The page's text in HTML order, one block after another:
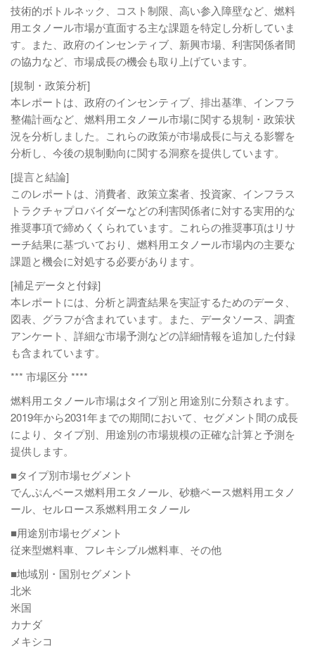
技術的ボトルネック、コスト制限、高い参入障壁など、燃料
用エタノール市場が直面する主な課題を特定し分析していま
す。また、政府のインセンティブ、新興市場、利害関係者間
の協力など、市場成長の機会も取り上げています。
[規制・政策分析]
本レポートは、政府のインセンティブ、排出基準、インフラ
整備計画など、燃料用エタノール市場に関する規制・政策状
況を分析しました。これらの政策が市場成長に与える影響を
分析し、今後の規制動向に関する洞察を提供しています。
[提言と結論]
このレポートは、消費者、政策立案者、投資家、インフラス
トラクチャプロバイダーなどの利害関係者に対する実用的な
推奨事項で締めくくられています。これらの推奨事項はリサ
ーチ結果に基づいており、燃料用エタノール市場内の主要な
課題と機会に対処する必要があります。
[補足データと付録]
本レポートには、分析と調査結果を実証するためのデータ、
図表、グラフが含まれています。また、データソース、調査
アンケート、詳細な市場予測などの詳細情報を追加した付録
も含まれています。
*** 市場区分 ****
燃料用エタノール市場はタイプ別と用途別に分類されます。
2019年から2031年までの期間において、セグメント間の成長
により、タイプ別、用途別の市場規模の正確な計算と予測を
提供します。
■タイプ別市場セグメント
でんぷんベース燃料用エタノール、砂糖ベース燃料用エタノ
ール、セルロース系燃料用エタノール
■用途別市場セグメント
従来型燃料車、フレキシブル燃料車、その他
■地域別・国別セグメント
北米
米国
カナダ
メキシコ